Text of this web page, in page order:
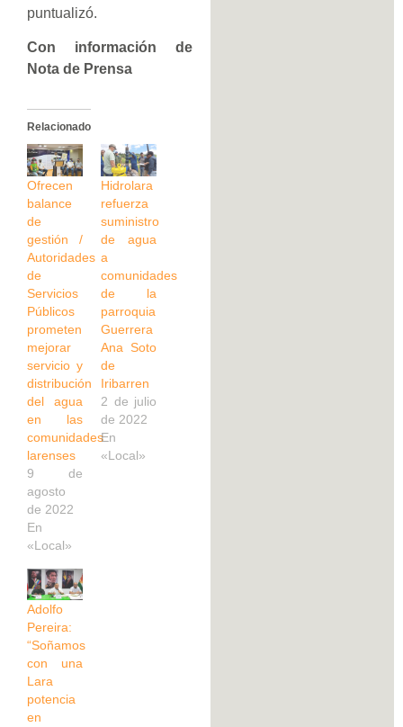
puntualizó.
Con información de
Nota de Prensa
Relacionado
Ofrecen
balance
de
gestión /
Autoridades
de
Servicios
Públicos
prometen
mejorar
servicio y
distribución
del agua
en las
comunidades
larenses
9 de
agosto
de 2022
En
«Local»
Hidrolara
refuerza
suministro
de agua
a
comunidades
de la
parroquia
Guerrera
Ana Soto
de
Iribarren
2 de julio
de 2022
En
«Local»
Adolfo
Pereira:
“Soñamos
con una
Lara
potencia
en